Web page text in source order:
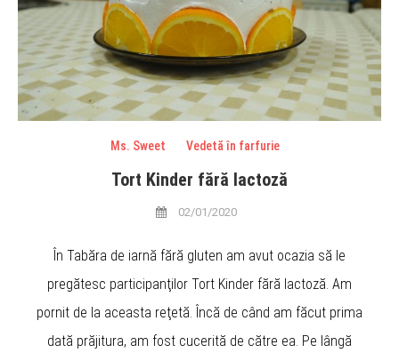
Ms. Sweet Vedetă în farfurie
Tort Kinder fără lactoză
02/01/2020
În Tabăra de iarnă fără gluten am avut ocazia să le
pregătesc participanţilor Tort Kinder fără lactoză. Am
pornit de la aceasta reţetă. Încă de când am făcut prima
dată prăjitura, am fost cucerită de către ea. Pe lângă